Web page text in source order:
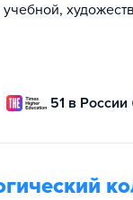
51 в России